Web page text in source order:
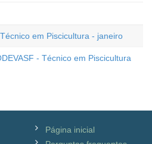
em Piscicultura - janeiro
- Técnico em Piscicultura
Página inicial